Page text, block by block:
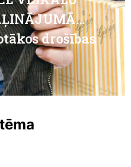
drošības